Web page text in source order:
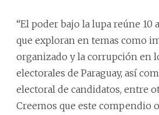
“El poder bajo la lupa reúne 10
que exploran en temas como
organizado y la corrupción en
electorales de Paraguay, así
electoral de candidatos, entre
Creemos que este compendio